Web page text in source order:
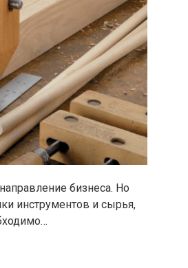
бизнеса. Но
инструментов и сырья,